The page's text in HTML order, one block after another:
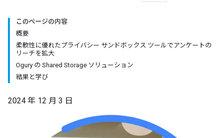
このページの内容
概要
柔軟性に優れたプライバシー サンドボックス ツールでアンケートの
リーチを拡大
Ogury の Shared Storage ソリューション
結果と学び
2024 年 12 月 3 日